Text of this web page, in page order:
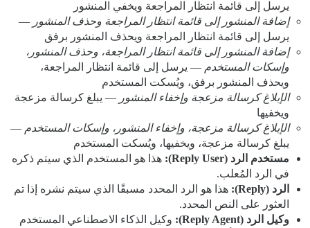
يرسل إلى قائمة انتظار المراجعة ويخفي المنشور
إضافة المنشور إلى قائمة انتظار المراجعة وحذف المنشور —
يرسل إلى قائمة انتظار المراجعة ويحذف المنشور برفق
إضافة المنشور إلى قائمة انتظار المراجعة، وحذف المنشور،
وإسكات المستخدم — يرسل إلى قائمة انتظار المراجعة،
ويحذف المنشور برفق، ويُسكت المستخدم
الإبلاغ كرسالة مزعجة وإخفاء المنشور — يبلغ كرسالة مزعجة
ويخفيها
الإبلاغ كرسالة مزعجة، وإخفاء المنشور، وإسكات المستخدم —
يبلغ كرسالة مزعجة، ويخفيها، ويُسكت المستخدم
مستخدم الرد (Reply User):
هذا هو المستخدم الذي سيتم ذكره
في الرد المُعلب.
الرد (Reply):
هذا هو الرد المحدد مسبقًا الذي سيتم نشره إذا تم
العثور على النص المحدد.
وكيل الرد (Reply Agent):
وكيل الذكاء الاصطناعي المستخدم